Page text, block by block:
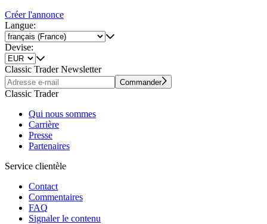
Créer l'annonce
Langue:
Devise:
Classic Trader Newsletter
Commander
Classic Trader
Qui nous sommes
Carrière
Presse
Partenaires
Service clientèle
Contact
Commentaires
FAQ
Signaler le contenu